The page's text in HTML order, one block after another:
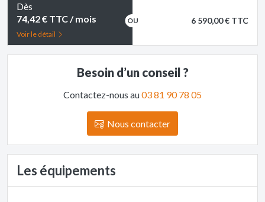
Dès
74,42 € TTC / mois
Voir le détail
6 590,00 € TTC
Besoin d’un conseil ?
Contactez-nous au03 81 90 78 05
Nous contacter
Les équipements